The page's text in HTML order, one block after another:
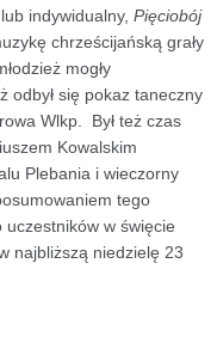
indywidualny, Pięciobój
chrześcijańską grały
mogły
odbył się pokaz taneczny
Wlkp. Był też czas
Kowalskim
Plebania i wieczorny
tego
uczestników w święcie
najbliższą niedzielę 23